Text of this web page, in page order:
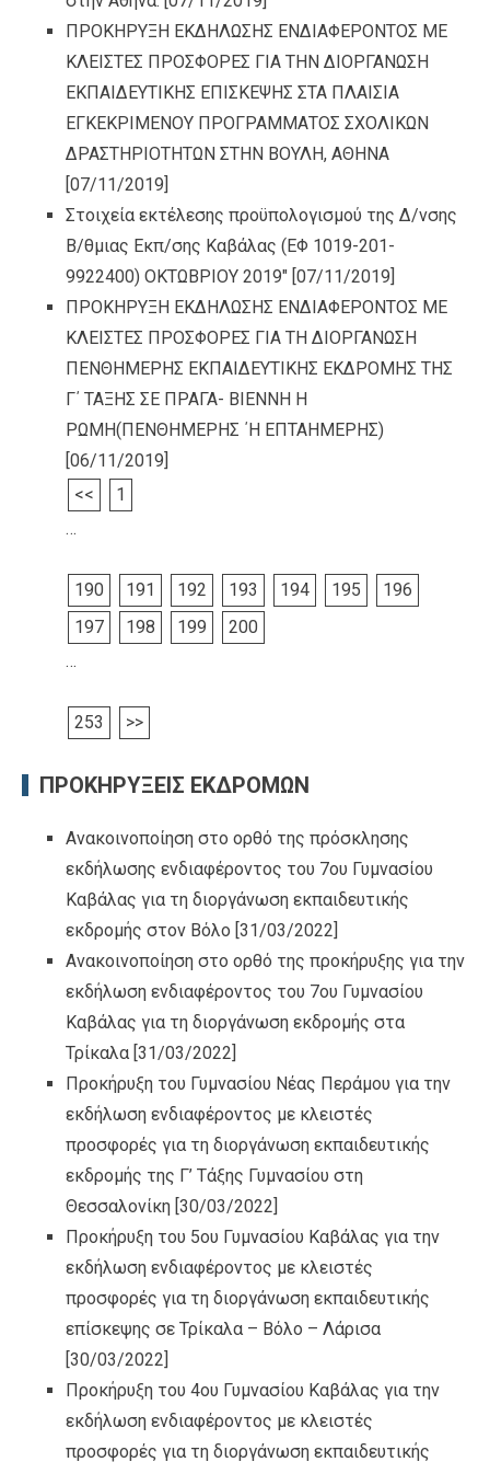
ΠΡΟΚΗΡΥΞΗ ΕΚΔΗΛΩΣΗΣ ΕΝΔΙΑΦΕΡΟΝΤΟΣ ΜΕ
ΚΛΕΙΣΤΕΣ ΠΡΟΣΦΟΡΕΣ ΓΙΑ ΤΗΝ ΔΙΟΡΓΑΝΩΣΗ
ΕΚΠΑΙΔΕΥΤΙΚΗΣ ΕΠΙΣΚΕΨΗΣ ΣΤΑ ΠΛΑΙΣΙΑ
ΕΓΚΕΚΡΙΜΕΝΟΥ ΠΡΟΓΡΑΜΜΑΤΟΣ ΣΧΟΛΙΚΩΝ
ΔΡΑΣΤΗΡΙΟΤΗΤΩΝ ΣΤΗΝ ΒΟΥΛΗ, ΑΘΗΝΑ
[07/11/2019]
Στοιχεία εκτέλεσης προϋπολογισμού της Δ/νσης
Β/θμιας Εκπ/σης Καβάλας (ΕΦ 1019-201-
9922400) ΟΚΤΩΒΡΙΟΥ 2019″ [07/11/2019]
ΠΡΟΚΗΡΥΞΗ ΕΚΔΗΛΩΣΗΣ ΕΝΔΙΑΦΕΡΟΝΤΟΣ ΜΕ
ΚΛΕΙΣΤΕΣ ΠΡΟΣΦΟΡΕΣ ΓΙΑ ΤΗ ΔΙΟΡΓΑΝΩΣΗ
ΠΕΝΘΗΜΕΡΗΣ ΕΚΠΑΙΔΕΥΤΙΚΗΣ ΕΚΔΡΟΜΗΣ ΤΗΣ
Γ΄ ΤΑΞΗΣ ΣΕ ΠΡΑΓΑ- ΒΙΕΝΝΗ Η
ΡΩΜΗ(ΠΕΝΘΗΜΕΡΗΣ ΄Η ΕΠΤΑΗΜΕΡΗΣ)
[06/11/2019]
<<
1
…
190 191 192 193 194 195
196
197
198 199
200
…
253 >>
ΠΡΟΚΗΡΥΞΕΙΣ ΕΚΔΡΟΜΩΝ
Ανακοινοποίηση στο ορθό της πρόσκλησης
εκδήλωσης ενδιαφέροντος του 7ου Γυμνασίου
Καβάλας για τη διοργάνωση εκπαιδευτικής
εκδρομής στον Βόλο [31/03/2022]
Ανακοινοποίηση στο ορθό της προκήρυξης για την
εκδήλωση ενδιαφέροντος του 7ου Γυμνασίου
Καβάλας για τη διοργάνωση εκδρομής στα
Τρίκαλα [31/03/2022]
Προκήρυξη του Γυμνασίου Νέας Περάμου για την
εκδήλωση ενδιαφέροντος με κλειστές
προσφορές για τη διοργάνωση εκπαιδευτικής
εκδρομής της Γ’ Τάξης Γυμνασίου στη
Θεσσαλονίκη [30/03/2022]
Προκήρυξη του 5ου Γυμνασίου Καβάλας για την
εκδήλωση ενδιαφέροντος με κλειστές
προσφορές για τη διοργάνωση εκπαιδευτικής
επίσκεψης σε Τρίκαλα – Βόλο – Λάρισα
[30/03/2022]
Προκήρυξη του 4ου Γυμνασίου Καβάλας για την
εκδήλωση ενδιαφέροντος με κλειστές
προσφορές για τη διοργάνωση εκπαιδευτικής